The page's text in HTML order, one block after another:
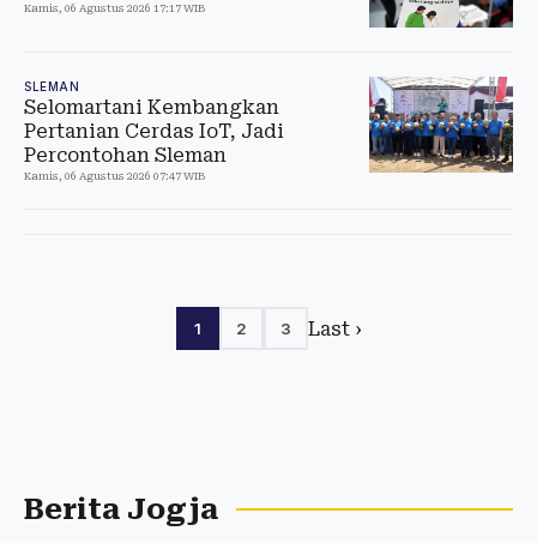
Kamis, 06 Agustus 2026 17:17 WIB
SLEMAN
Selomartani Kembangkan
Pertanian Cerdas IoT, Jadi
Percontohan Sleman
Kamis, 06 Agustus 2026 07:47 WIB
1 2 3 Last ›
Berita Jogja